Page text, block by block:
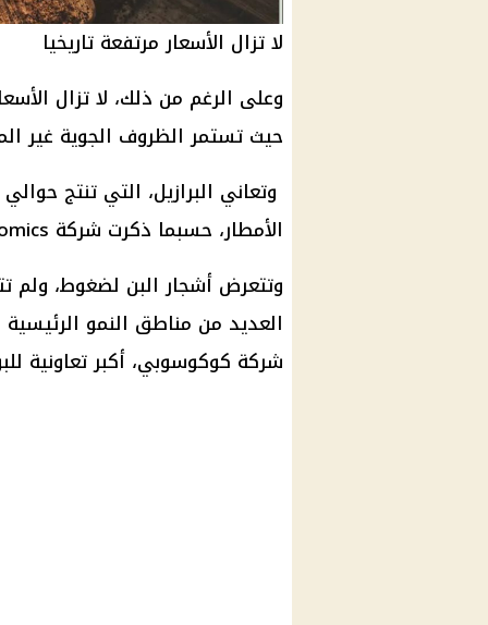
لا تزال الأسعار مرتفعة تاريخيا
وعلى الرغم من ذلك، لا تزال
حيث تستمر الظروف الجوية غير
وتعاني البرازيل، التي تنتج
الأمطار، حسبما ذكرت شركة Trading Economics، وهي مزود البيانات الاقتصادية.
وتتعرض أشجار البن لضغوط، ولم
شركة كوكوسوبي، أكبر تعاونية